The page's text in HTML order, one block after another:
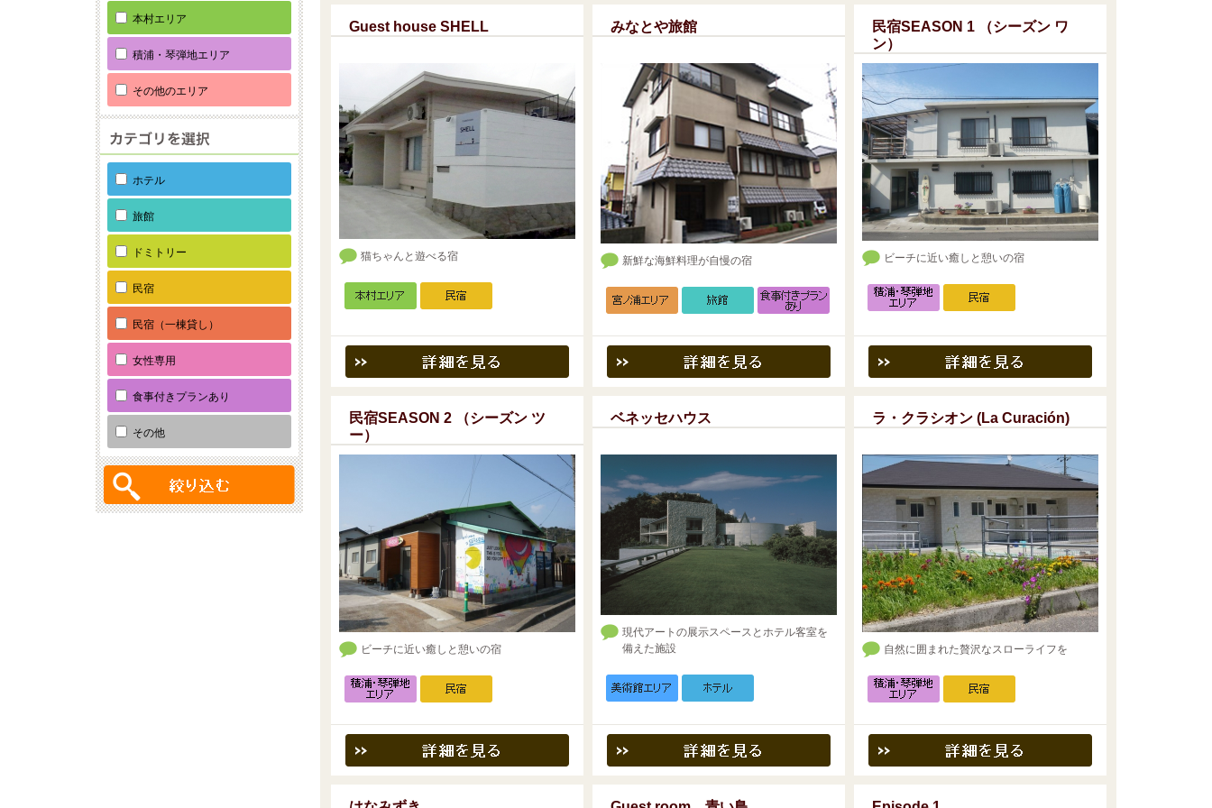
Guest house SHELL
猫ちゃんと遊べる宿
みなとや旅館
新鮮な海鮮料理が自慢の宿
民宿SEASON 1 （シーズン ワ
ン）
ビーチに近い癒しと憩いの宿
民宿SEASON 2 （シーズン ツ
ー）
ビーチに近い癒しと憩いの宿
ベネッセハウス
現代アートの展示スペースとホテル客室を
備えた施設
ラ・クラシオン (La Curación)
自然に囲まれた贅沢なスローライフを
本村エリア
積浦・琴弾地エリア
その他のエリア
ホテル
旅館
ドミトリー
民宿
民宿（一棟貸し）
女性専用
食事付きプランあり
その他